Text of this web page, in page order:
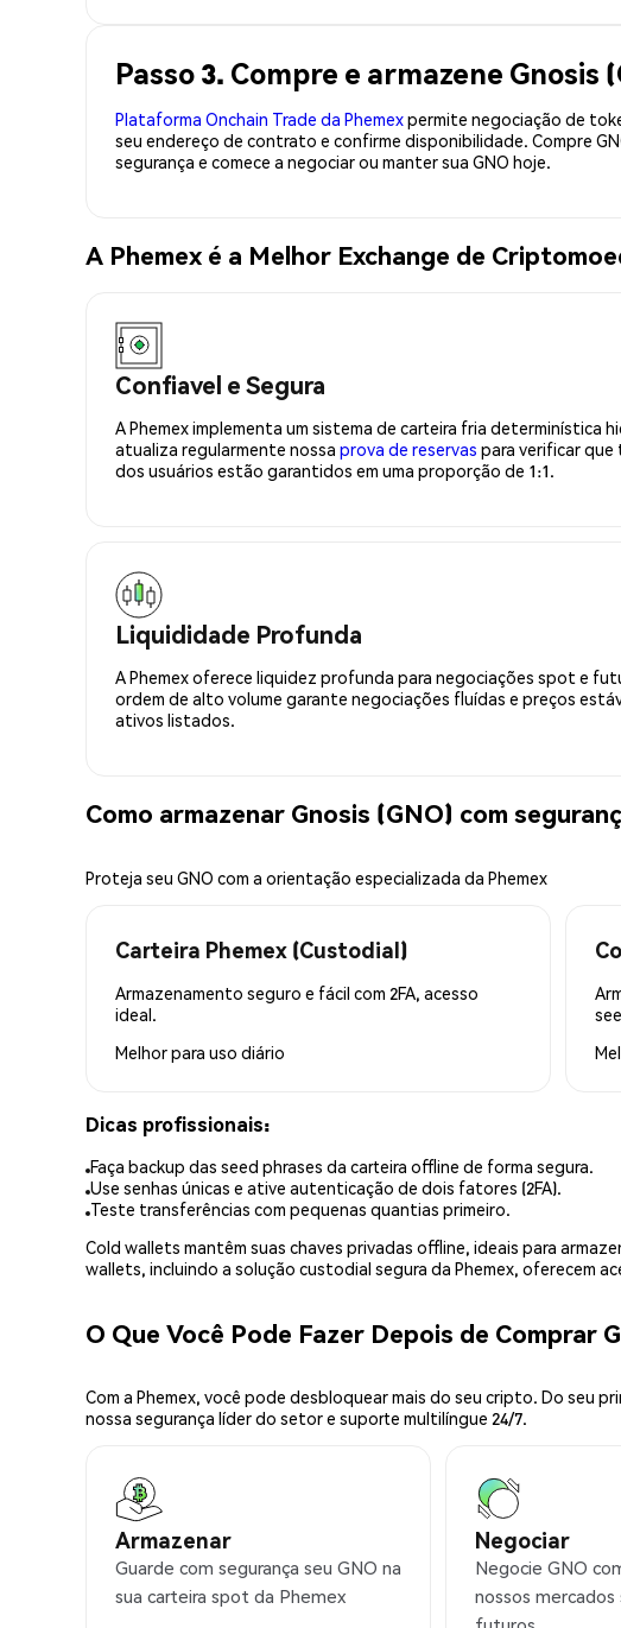
Passo 3. Compre e armazene Gnosis
Plataforma Onchain Trade da Phemexpermite negociação de
seu endereço de contrato e confirme disponibilidade. Compre
segurança e comece a negociar ou manter sua GNO hoje.
A Phemex é a Melhor Exchange de
Confiavel e Segura
A Phemex implementa um sistema de carteira fria determinística
atualiza regularmente nossa prova de reservas para verificar
dos usuários estão garantidos em uma proporção de 1:1.
Liquididade Profunda
A Phemex oferece liquidez profunda para negociações spot e
ordem de alto volume garante negociações fluídas e preços
ativos listados.
Como armazenar Gnosis (GNO) com
Proteja seu GNO com a orientação especializada da Phemex
Carteira Phemex (Custodial)
Armazenamento seguro e fácil com 2FA, acesso
ideal.
Melhor para uso diário
Dicas profissionais:
Faça backup das seed phrases da carteira offline de forma segura.
Use senhas únicas e ative autenticação de dois fatores (2FA).
Teste transferências com pequenas quantias primeiro.
Cold wallets mantêm suas chaves privadas offline, ideais para
wallets, incluindo a solução custodial segura da Phemex, oferecem
O Que Você Pode Fazer Depois de Comprar
Com a Phemex, você pode desbloquear mais do seu cripto. Do
nossa segurança líder do setor e suporte multilíngue 24/7.
Armazenar
Guarde com segurança seu GNO na
sua carteira spot da Phemex
Negociar
Negocie GNO
nossos